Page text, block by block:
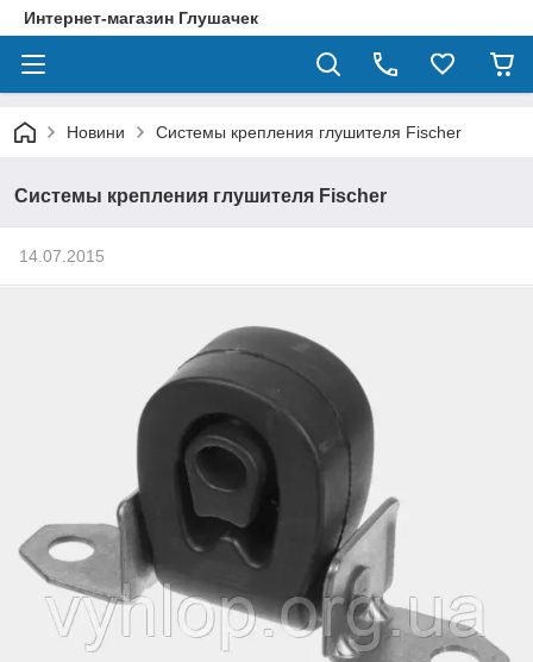
Интернет-магазин Глушачек
Новини Системы крепления глушителя Fischer
Системы крепления глушителя Fischer
14.07.2015